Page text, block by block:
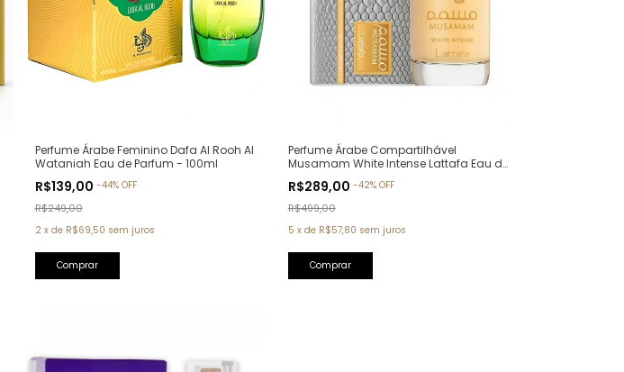
Perfume Árabe Feminino Dafa Al Rooh Al
Wataniah Eau de Parfum - 100ml
R$139,00 -44% OFF
R$249,00
2 x de R$69,50 sem juros
Perfume Árabe Compartilhável
Musamam White Intense Lattafa Eau de
Parfum - 100ml
R$289,00 -42% OFF
R$499,00
5 x de R$57,80 sem juros